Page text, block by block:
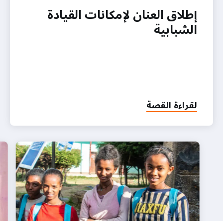
إطلاق العنان لإمكانات القيادة
الشبابية
لقراءة القصة